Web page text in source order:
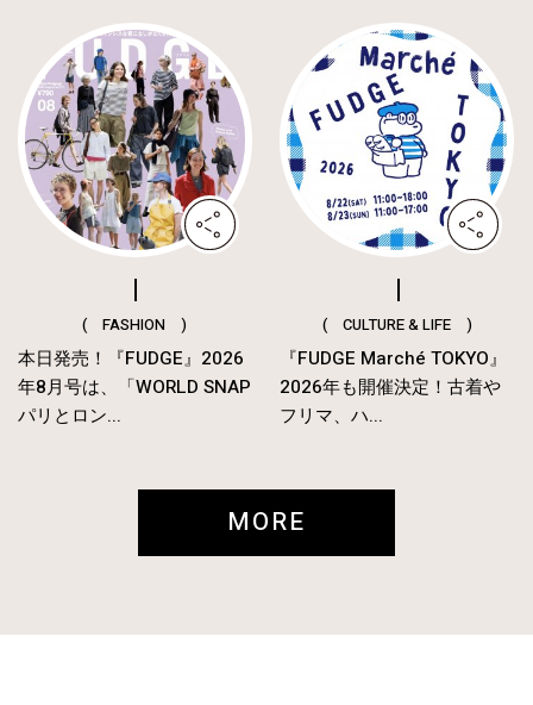
( FASHION )
本日発売！『FUDGE』2026
年8月号は、「WORLD SNAP
パリとロン...
( CULTURE & LIFE )
『FUDGE Marché TOKYO』
2026年も開催決定！古着や
フリマ、ハ...
MORE